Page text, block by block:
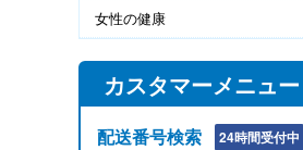
女性の健康
カスタマーメニュー
配送番号検索 24時間受付中